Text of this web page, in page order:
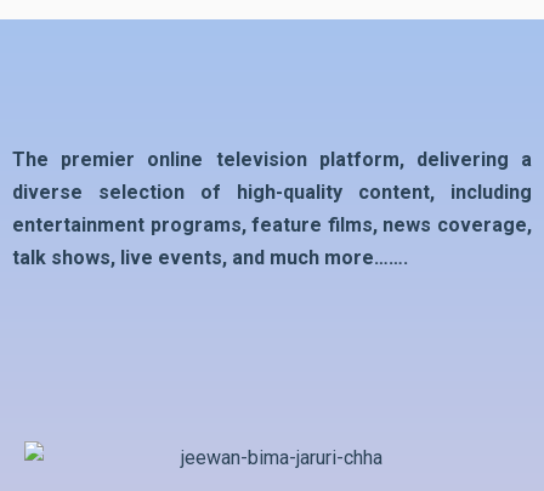
The premier online television platform, delivering a
diverse selection of high-quality content, including
entertainment programs, feature films, news coverage,
talk shows, live events, and much more…….